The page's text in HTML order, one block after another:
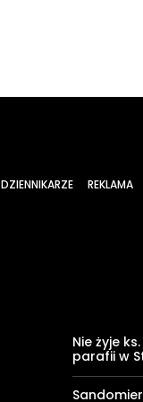
DZIENNIKARZE REKLAMA
Nie żyje
parafii w